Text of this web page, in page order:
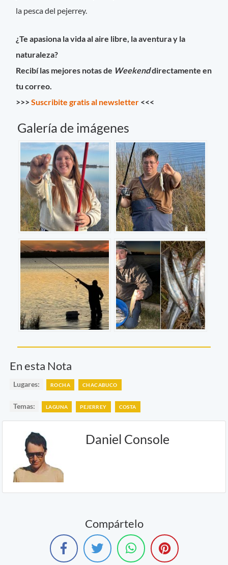
la pesca del pejerrey.
¿Te apasiona la vida al aire libre, la aventura y la
naturaleza?
Recibí las mejores notas de Weekenddirectamente en
tu correo.
>>>Suscribite gratis al newsletter <<<
Galería de imágenes
En esta Nota
Lugares: ROCHA CHACABUCO
Temas: LAGUNA PEJERREY COSTA
Daniel Console
Compártelo